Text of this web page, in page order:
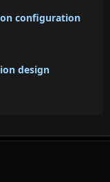
configuration
design